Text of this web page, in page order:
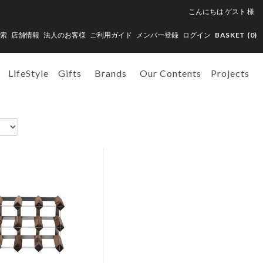
こんにちは ゲスト 様
店舗情報 法人のお客様 ご利用ガイド メンバー登録 ログイン BASKET (0)
LifeStyle Gifts Brands Our Contents Projects